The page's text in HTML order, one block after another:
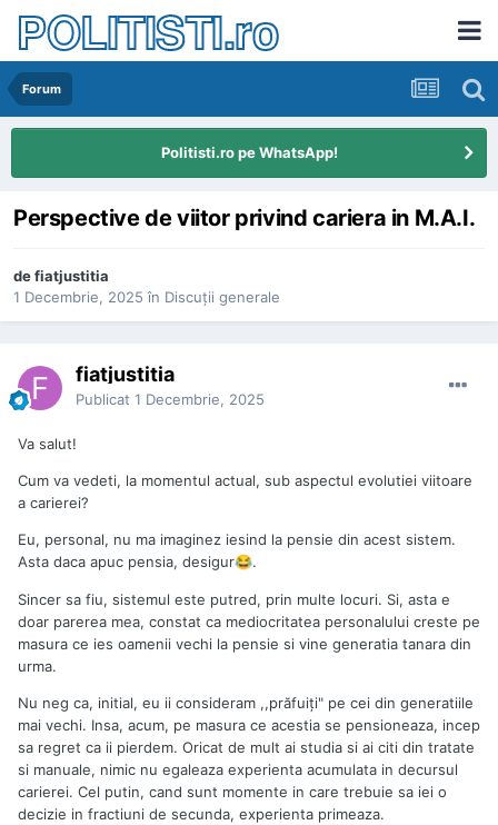
POLITISTI.ro
Forum
Politisti.ro pe WhatsApp!
Perspective de viitor privind cariera in M.A.I.
defiatjustitia
1 Decembrie, 2025 în Discuţii generale
fiatjustitia
Publicat 1 Decembrie, 2025
Va salut!
Cum va vedeti, la momentul actual, sub aspectul evolutiei viitoare
a carierei?
Eu, personal, nu ma imaginez iesind la pensie din acest sistem.
Asta daca apuc pensia, desigur😂.
Sincer sa fiu, sistemul este putred, prin multe locuri. Si, asta e
doar parerea mea, constat ca mediocritatea personalului creste pe
masura ce ies oamenii vechi la pensie si vine generatia tanara din
urma.
Nu neg ca, initial, eu ii consideram ,,prăfuiți" pe cei din generatiile
mai vechi. Insa, acum, pe masura ce acestia se pensioneaza, incep
sa regret ca ii pierdem. Oricat de mult ai studia si ai citi din tratate
si manuale, nimic nu egaleaza experienta acumulata in decursul
carierei. Cel putin, cand sunt momente in care trebuie sa iei o
decizie in fractiuni de secunda, experienta primeaza.